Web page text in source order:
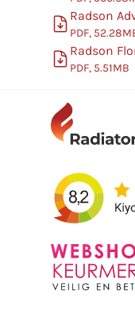
Radson
PDF,
Radson
PDF, 5.51MB